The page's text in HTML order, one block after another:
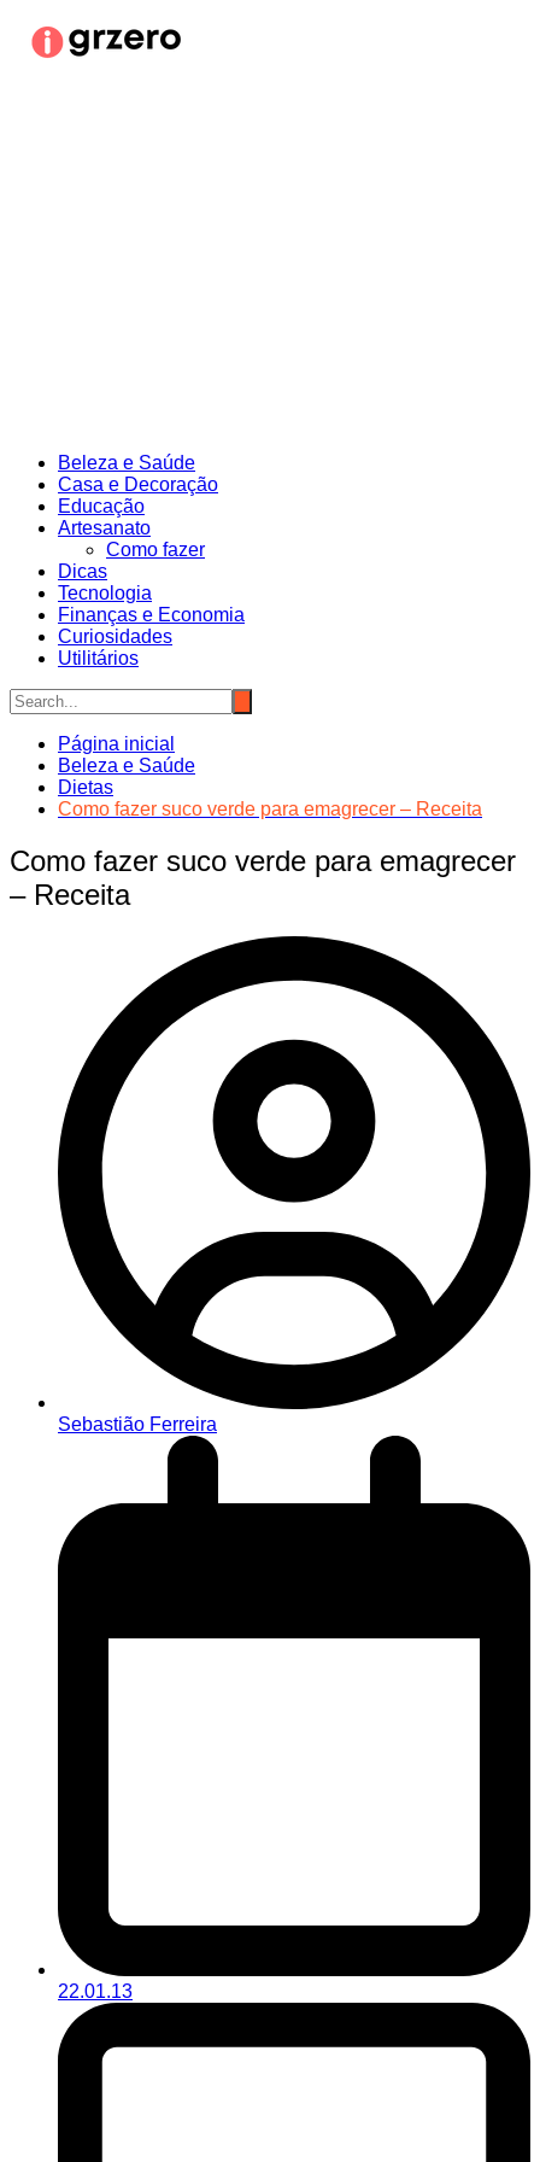
para
Beleza e Saúde
Casa e Decoração
Educação
Artesanato
Como fazer
Dicas
Tecnologia
Finanças e Economia
Curiosidades
Utilitários
Página inicial
Beleza e Saúde
Dietas
Como fazer suco verde para emagrecer – Receita
Como fazer suco verde para emagrecer
– Receita
Sebastião Ferreira
22.01.13